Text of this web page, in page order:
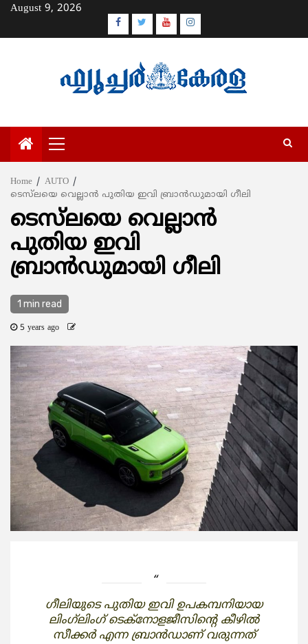
Skip
content
August 9, 2026
Facebook
TwitterYoutubeInstagram
Primary
Menu
Home
AUTO
ടെസ്‌ലയെ വെല്ലാന്‍ പുതിയ ഇവി ബ്രാന്‍ഡുമായി ഗീലി
ടെസ്‌ലയെ വെല്ലാന്‍
പുതിയ ഇവി
ബ്രാന്‍ഡുമായി ഗീലി
1 min read
5 years ago
ഗീലിയുടെ പുതിയ ഇവി ഉപകമ്പനിയായ
ലിംഗ്‌ലിംഗ് ടെക്‌നോളജീസിന്റെ കീഴില്‍
സീക്കര്‍ എന്ന ബ്രാന്‍ഡാണ് വരുന്നത്